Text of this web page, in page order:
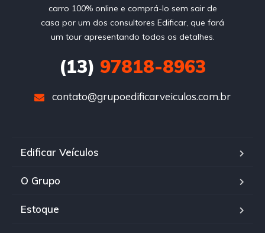
carro 100% online e comprá-lo sem sair de
casa por um dos consultores Edificar, que fará
um tour apresentando todos os detalhes.
(13) 97818-8963
contato@grupoedificarveiculos.com.br
Edificar Veículos
O Grupo
Estoque